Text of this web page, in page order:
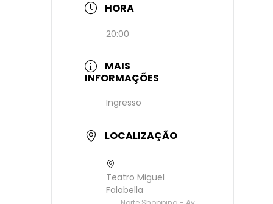
HORA
20:00
MAIS
INFORMAÇÕES
Ingresso
LOCALIZAÇÃO
Teatro Miguel
Falabella